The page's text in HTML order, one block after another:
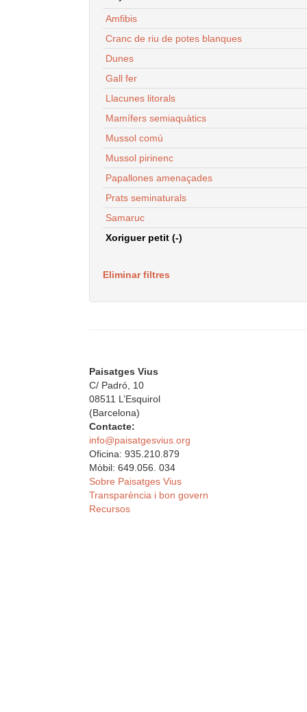
Amfibis
Cranc de riu de potes blanques
Dunes
Gall fer
Llacunes litorals
Mamífers semiaquàtics
Mussol comú
Mussol pirinenc
Papallones amenaçades
Prats seminaturals
Samaruc
Xoriguer petit (-)
Eliminar filtres
Paisatges Vius
C/ Padró, 10
08511 L’Esquirol
(Barcelona)
Contacte:
info@paisatgesvius.org
Oficina: 935.210.879
Mòbil: 649.056. 034
Sobre Paisatges Vius
Transparència i bon govern
Recursos